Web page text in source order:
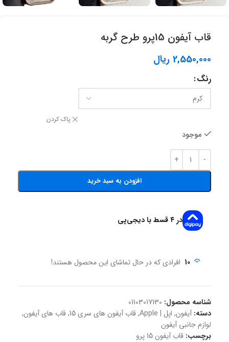
قاب آيفون 15پرو طرح گربه
2,550,000 ریال
رنگ
پاک کردن
موجود
افزودن به سبد خرید
در ۴ قسط با دیجی‌پی
10 افرادی که در حال تماشای این محصول هستند!
شناسه محصول: 01103017130
دسته: آیفون, اپل | Apple ,قاب آیفون های سری 15 ,قاب های آیفون,
لوازم جانبی آیفون
برچسب: قاب آیفون 15 پرو